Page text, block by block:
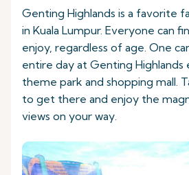
Genting Highlands is a favorite
in Kuala Lumpur. Everyone can
enjoy, regardless of age. One
entire day at Genting Highlands
theme park and shopping mall.
to get there and enjoy the
views on your way.